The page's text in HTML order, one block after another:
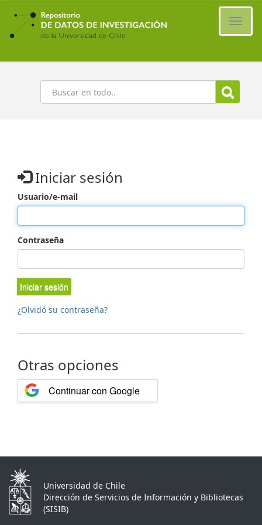
Ir
contenido
principal
Buscar
Iniciar sesión
Usuario/e-mail
Contraseña
Iniciar sesión
¿Olvidó su contraseña?
Otras opciones
Continuar con Google
Universidad de Chile
Dirección de Servicios de Información y Bibliotecas
(SISIB)